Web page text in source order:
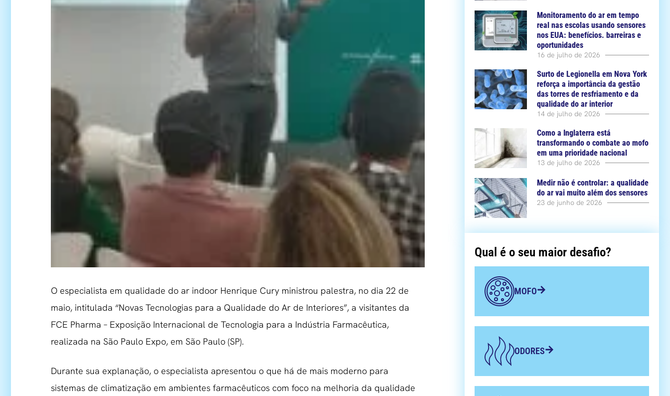
O especialista em qualidade do ar indoor Henrique Cury ministrou palestra, no dia 22 de
maio, intitulada “Novas Tecnologias para a Qualidade do Ar de Interiores”, a visitantes da
FCE Pharma – Exposição Internacional de Tecnologia para a Indústria Farmacêutica,
realizada na São Paulo Expo, em São Paulo (SP).
Durante sua explanação, o especialista apresentou o que há de mais moderno para
sistemas de climatização em ambientes farmacêuticos com foco na melhoria da qualidade
Monitoramento do ar em tempo
real nas escolas usando sensores
nos EUA: benefícios. barreiras e
oportunidades
16 de julho de 2026
Surto de Legionella em Nova York
reforça a importância da gestão
das torres de resfriamento e da
qualidade do ar interior
14 de julho de 2026
Como a Inglaterra está
transformando o combate ao mofo
em uma prioridade nacional
13 de julho de 2026
Medir não é controlar: a qualidade
do ar vai muito além dos sensores
23 de junho de 2026
Qual é o seu maior desafio?
MOFO
ODORES